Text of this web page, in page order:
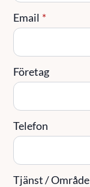
Email *
Företag
Telefon
Tjänst /